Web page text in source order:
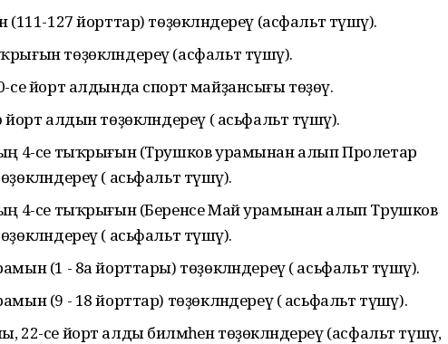
127 йорттар) төҙөкләндереү (асфальт түшәү).
төҙөкләндереү (асфальт түшәү).
се йорт алдында спорт майҙансығы төҙөү.
алдын төҙөкләндереү ( асьфальт түшәү).
4-се тыҡрығын (Трушков урамынан алып Пролетар
( асьфальт түшәү).
4-се тыҡрығын (Беренсе Май урамынан алып Трушков
( асьфальт түшәү).
(1 - 8а йорттары) төҙөкләндереү ( асьфальт түшәү).
(9 - 18 йорттар) төҙөкләндереү ( асьфальт түшәү).
се йорт алды биләмәһен төҙөкләндереү (асфальт түшәү,